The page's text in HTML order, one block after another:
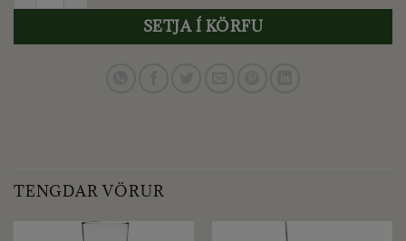
SETJA Í KÖRFU
TENGDAR VÖRUR